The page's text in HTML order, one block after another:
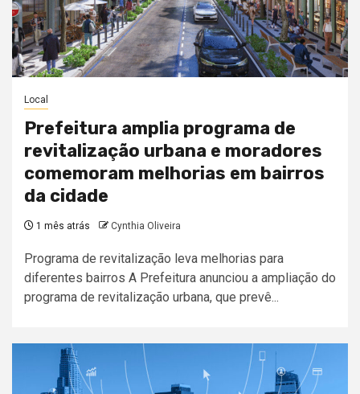
Local
Prefeitura amplia programa de
revitalização urbana e moradores
comemoram melhorias em bairros
da cidade
1 mês atrás Cynthia Oliveira
Programa de revitalização leva melhorias para
diferentes bairros A Prefeitura anunciou a ampliação do
programa de revitalização urbana, que prevê...